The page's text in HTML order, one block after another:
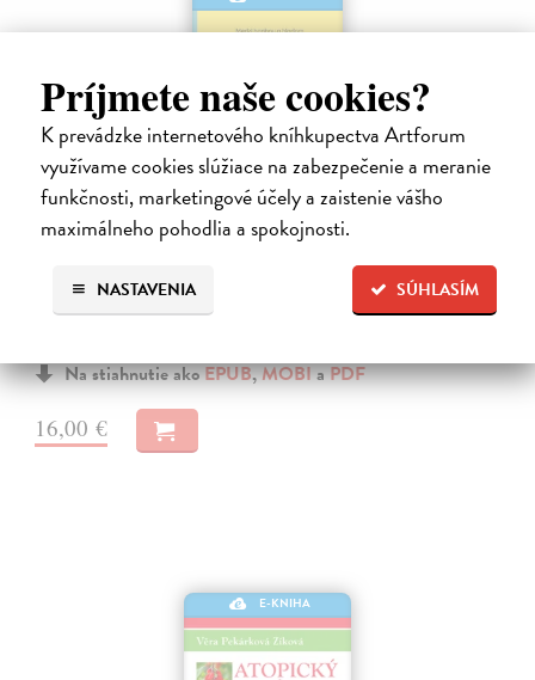
Príjmete naše cookies?
K prevádzke internetového kníhkupectva Artforum
využívame cookies slúžiace na zabezpečenie a meranie
funkčnosti, marketingové účely a zaistenie vášho
maximálneho pohodlia a spokojnosti.
SÚHLASÍM
NASTAVENIA
Sviežená Barbara| Elektronická kniha
Prečo jeme, keď nie sme hladní? A prečo nedokážeme prestať, aj
Na stiahnutie akoEPUB,MOBIaPDF
16,00 €
E-KNIHA